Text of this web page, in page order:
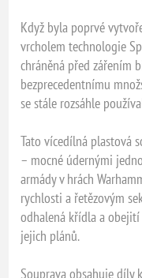
Když byla poprvé
vrcholem technologie
chráněná před zářením
bezprecedentnímu
se stále rozsáhle
Tato vícedílná plastová
– mocné údernými
armády v hrách
rychlosti a řetězovým
odhalená křídla a
jejich plánů.
Souprava obsahuje díly